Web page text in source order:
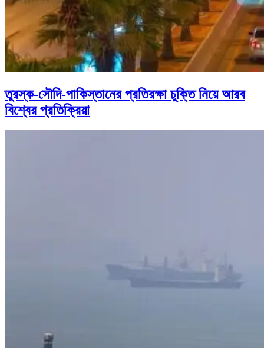
তুরস্ক-সৌদি-পাকিস্তানের প্রতিরক্ষা চুক্তি নিয়ে আরব
বিশ্বের প্রতিক্রিয়া